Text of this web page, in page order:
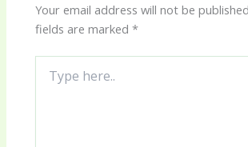
Your email address will not be
fields are marked*
here..